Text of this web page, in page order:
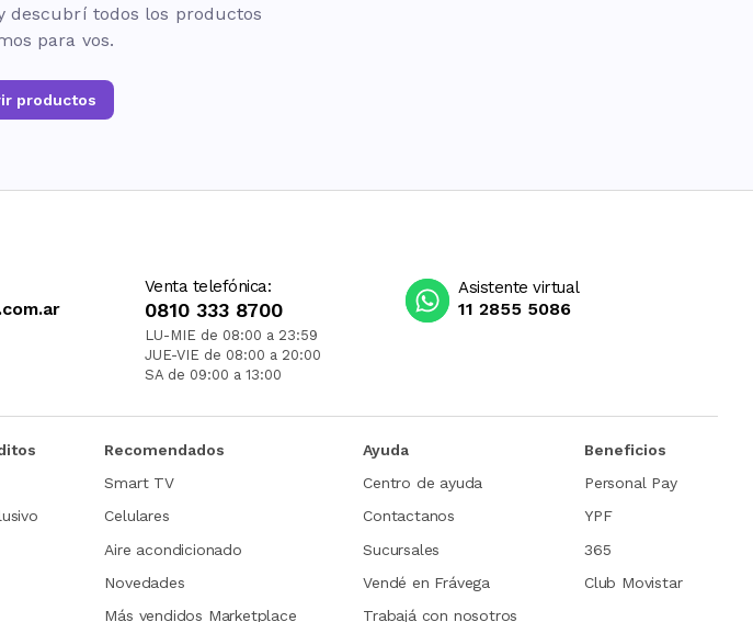
descubrí todos los productos
para vos.
productos
Venta telefónica:
0810 333 8700
LU-MIE de 08:00 a 23:59
JUE-VIE de 08:00 a 20:00
SA de 09:00 a 13:00
Asistente virtual
11 2855 5086
Recomendados
Smart TV
Celulares
Aire acondicionado
Novedades
Más vendidos Marketplace
Ayuda
Centro de ayuda
Contactanos
Sucursales
Vendé en Frávega
Trabajá con nosotros
Beneficios
Personal Pay
YPF
365
Club Movistar